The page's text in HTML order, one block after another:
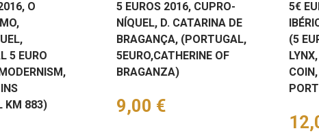
O
5 EURO
KM 883)
5 EUROS 2016, CUPRO-
NÍQUEL, D. CATARINA DE
BRAGANÇA, (PORTUGAL,
5EURO,CATHERINE OF
BRAGANZA)
Preço
9,00 €
5€
(5